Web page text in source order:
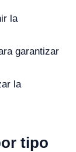
la
garantizar
la
tipo